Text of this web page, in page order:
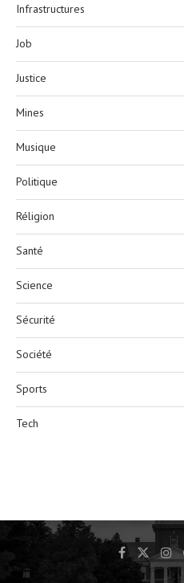
Infrastructures
Job
Justice
Mines
Musique
Politique
Réligion
Santé
Science
Sécurité
Société
Sports
Tech